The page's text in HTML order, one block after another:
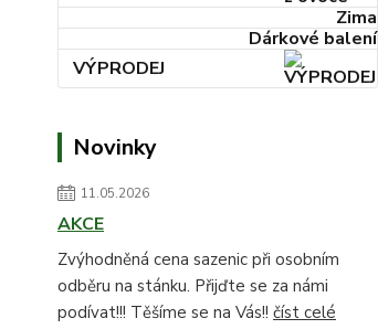
Zima
Dárkové balení
VÝPRODEJ
Novinky
11.05.2026
AKCE
Zvýhodněná cena sazenic při osobním
odběru na stánku. Přijďte se za námi
podívat!!! Těšíme se na Vás!! číst celé